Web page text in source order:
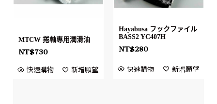
MTCW 捲軸專用潤滑油
NT$730
快速購物 新增願望
Hayabusa フックファイル
BASS2 YC407H
NT$280
快速購物 新增願望